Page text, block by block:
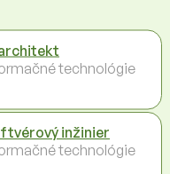
technológie
inžinier
technológie